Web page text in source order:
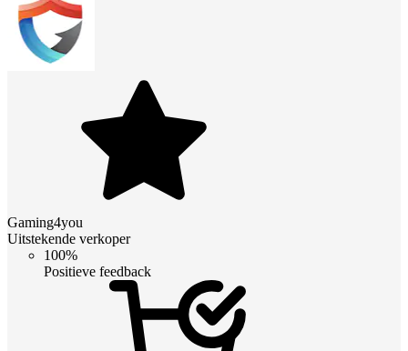
Gaming4you
Uitstekende verkoper
100%
Positieve feedback